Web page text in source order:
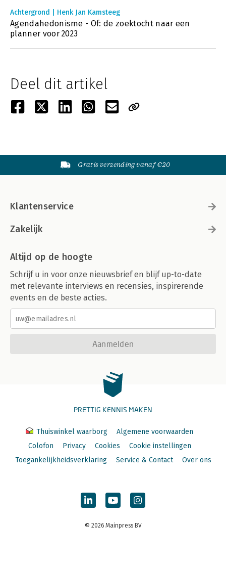
Achtergrond | Henk Jan Kamsteeg
Agendahedonisme - Of: de zoektocht naar een
planner voor 2023
Deel dit artikel
Gratis verzending vanaf €20
Klantenservice
Zakelijk
Altijd op de hoogte
Schrijf u in voor onze nieuwsbrief en blijf up-to-date
met relevante interviews en recensies, inspirerende
events en de beste acties.
Aanmelden
PRETTIG KENNIS MAKEN
Thuiswinkel waarborg
Algemene voorwaarden
Colofon
Privacy Cookies
Cookie instellingen
Toegankelijkheidsverklaring
Service & Contact Over ons
© 2026 Mainpress BV